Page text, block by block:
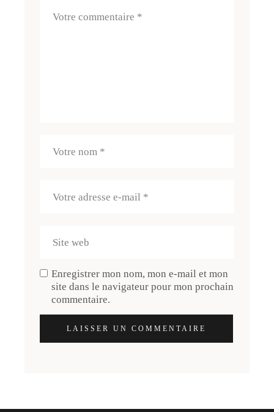
Enregistrer mon nom, mon e-mail et mon
site dans le navigateur pour mon prochain
commentaire.
LAISSER UN COMMENTAIRE